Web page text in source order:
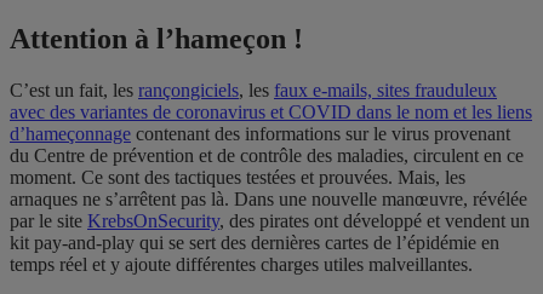
Attention à l’hameçon !
C’est un fait, les rançongiciels, les faux e-mails, sites frauduleux
avec des variantes de coronavirus et COVID dans le nom et les liens
d’hameçonnage contenant des informations sur le virus provenant
du Centre de prévention et de contrôle des maladies, circulent en ce
moment. Ce sont des tactiques testées et prouvées. Mais, les
arnaques ne s’arrêtent pas là. Dans une nouvelle manœuvre, révélée
par le site KrebsOnSecurity, des pirates ont développé et vendent un
kit pay-and-play qui se sert des dernières cartes de l’épidémie en
temps réel et y ajoute différentes charges utiles malveillantes.